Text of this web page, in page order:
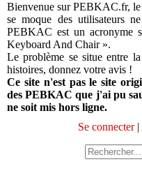
Bienvenue sur PEBKAC.fr, le
se moque des utilisateurs
PEBKAC est un acronyme
Keyboard And Chair ».
Le problème se situe entre
histoires, donnez votre avis !
Ce site n'est pas le site
des PEBKAC que j'ai pu
ne soit mis hors ligne.
Se connecter|